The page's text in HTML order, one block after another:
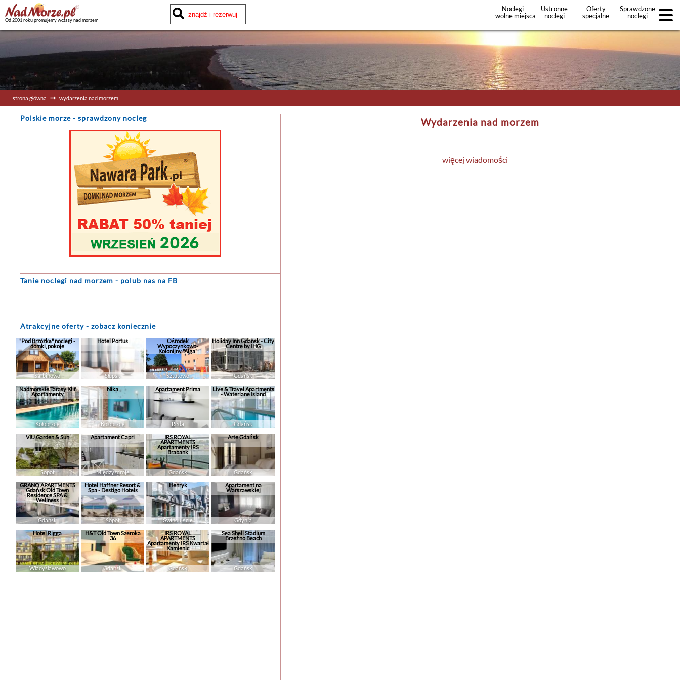
Od 2001 roku promujemy wczasy nad morzem
Noclegi
wolne miejsca
Ustronne
noclegi
Oferty
specjalne
Sprawdzone
noclegi
+Dodaj
strona główna wydarzenia nad morzem
Polskie morze - sprawdzony nocleg Wydarzenia nad morzem
więcej wiadomości
Tanie noclegi nad morzem - polub nas na FB
Atrakcyjne oferty - zobacz koniecznie
"Pod Brzózką" noclegi -
domki, pokoje
Sarbinowo
Hotel Portus
Słupsk
Ośrodek
Wypoczynkowo-
Kolonijny "Alga"
Sztutowo
Holiday Inn Gdansk - City
Centre by IHG
Gdańsk
Nadmorskie Tarasy Klif
Apartamenty
Kołobrzeg
Nika
Kołobrzeg
Apartament Prima
Reda
Live & Travel Apartments
- Waterlane Island
Gdańsk
VIU Garden & Sun
Sopot
Apartament Capri
Międzyzdroje
IRS ROYAL
APARTMENTS
Apartamenty IRS
Brabank
Gdańsk
Arte Gdańsk
Gdańsk
GRANO APARTMENTS
Gdańsk Old Town
Residence SPA &
Wellness
Gdańsk
Hotel Haffner Resort &
Spa - Destigo Hotels
Sopot
Henryk
Świnoujście
Apartament na
Warszawskiej
Gdynia
Hotel Rigga
Władysławowo
H&T Old Town Szeroka
36
Gdańsk
IRS ROYAL
APARTMENTS
Apartamenty IRS Kwartał
Kamienic
Gdańsk
Sea Shell Stadium
Brzeźno Beach
Gdańsk